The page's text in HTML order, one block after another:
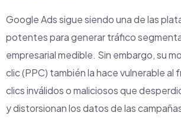
Google Ads sigue siendo una de las
potentes para generar tráfico
empresarial medible. Sin embargo, su
clic (PPC) también la hace vulnerable al
clics inválidos o maliciosos que
y distorsionan los datos de las